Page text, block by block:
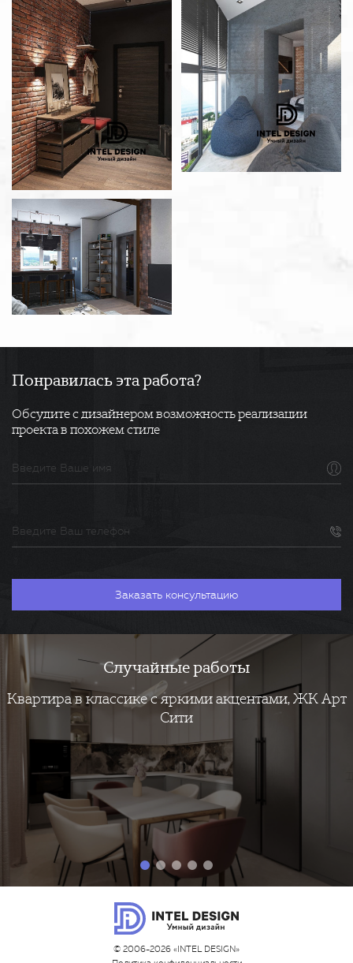
Понравилась эта работа?
Обсудите с дизайнером возможность реализации
проекта в похожем стиле
Квартира в классике с яркими акцентами, ЖК Арт
Сити
Случайные работы
© 2006-2026 «INTEL DESIGN»